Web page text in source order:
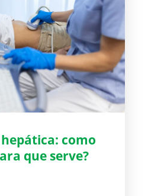
como
que serve?